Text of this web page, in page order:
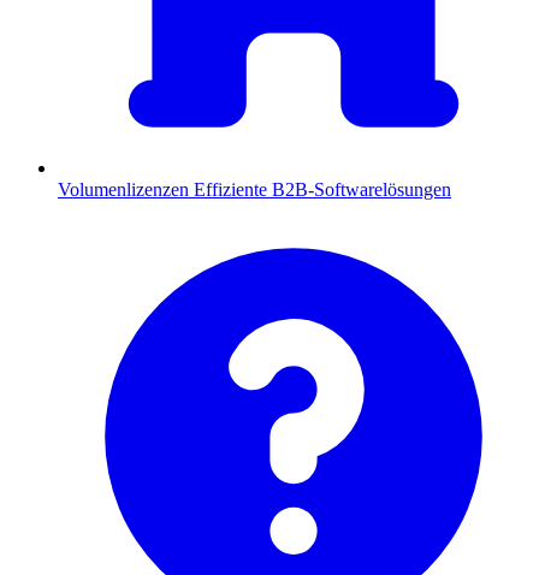
Volumenlizenzen Effiziente B2B-Softwarelösungen